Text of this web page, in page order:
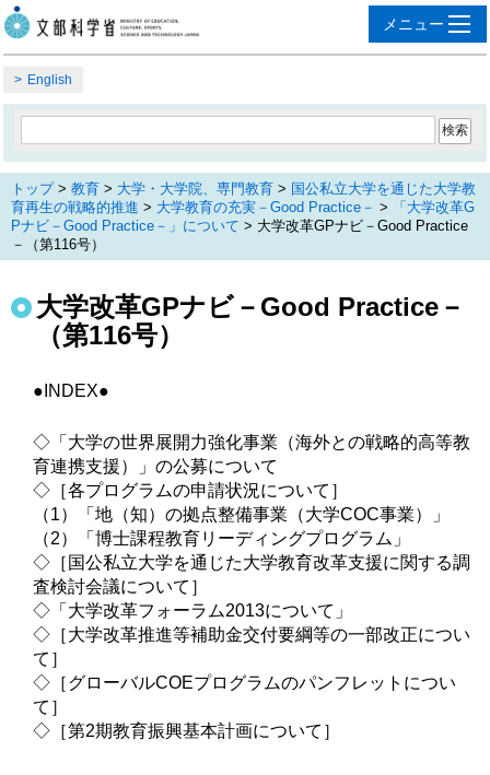
English
トップ> 教育 > 大学・大学院、専門教育 > 国公私立大学を通じた大学教
育再生の戦略的推進 > 大学教育の充実－Good Practice－ >
「大学改革G
Pナビ－Good Practice－」について > 大学改革GPナビ－Good Practice
－（第116号）
大学改革GPナビ－Good Practice－
（第116号）
●INDEX●
◇「大学の世界展開力強化事業（海外との戦略的高等教
育連携支援）」の公募について
◇［各プログラムの申請状況について］
（1）「地（知）の拠点整備事業（大学COC事業）」
（2）「博士課程教育リーディングプログラム」
◇［国公私立大学を通じた大学教育改革支援に関する調
査検討会議について］
◇「大学改革フォーラム2013について」
◇［大学改革推進等補助金交付要綱等の一部改正につい
て］
◇［グローバルCOEプログラムのパンフレットについ
て］
◇［第2期教育振興基本計画について］